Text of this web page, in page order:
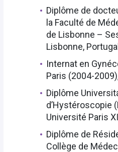
Diplôme de
la Faculté de
de Lisbonne –
Lisbonne,
Internat en
Paris (2004-
Diplôme
d’Hystéroscopie
Université Paris XI
Diplôme de
Collège de